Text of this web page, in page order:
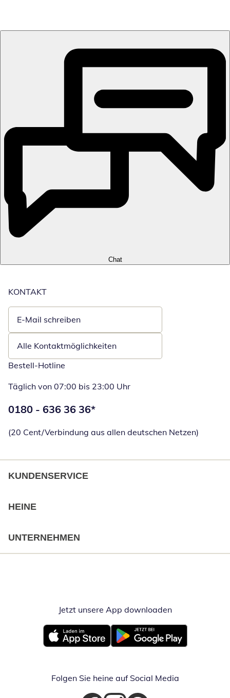
Chat
KONTAKT
E-Mail schreiben
Öffnet E-Mail-Client
Alle Kontaktmöglichkeiten
Bestell-Hotline
Täglich von 07:00 bis 23:00 Uhr
Telefonnummer:
0180 - 636 36 36*
(20 Cent/Verbindung aus allen deutschen Netzen)
KUNDENSERVICE
HEINE
UNTERNEHMEN
Jetzt unsere App downloadenÖffnet in
Öffnet in neuem FensterÖffnet in neuem Fenster
Folgen Sie heine auf Social Media